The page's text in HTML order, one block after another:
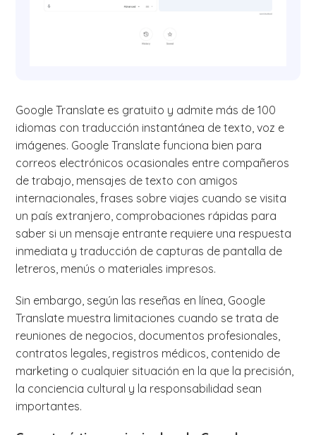
Google Translate es gratuito y admite más de 100
idiomas con traducción instantánea de texto, voz e
imágenes. Google Translate funciona bien para
correos electrónicos ocasionales entre compañeros
de trabajo, mensajes de texto con amigos
internacionales, frases sobre viajes cuando se visita
un país extranjero, comprobaciones rápidas para
saber si un mensaje entrante requiere una respuesta
inmediata y traducción de capturas de pantalla de
letreros, menús o materiales impresos.
Sin embargo, según las reseñas en línea, Google
Translate muestra limitaciones cuando se trata de
reuniones de negocios, documentos profesionales,
contratos legales, registros médicos, contenido de
marketing o cualquier situación en la que la precisión,
la conciencia cultural y la responsabilidad sean
importantes.